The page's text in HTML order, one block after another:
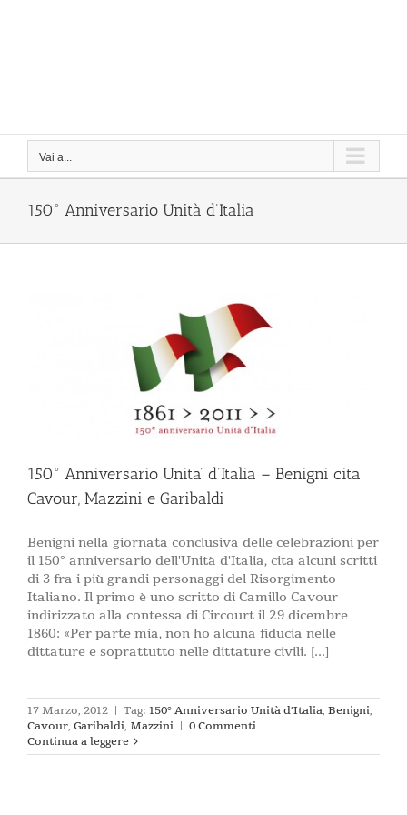
Vai a...
150° Anniversario Unità d’Italia
150° Anniversario Unita’ d’Italia – Benigni cita
Cavour, Mazzini e Garibaldi
Benigni nella giornata conclusiva delle celebrazioni per
il 150° anniversario dell'Unità d'Italia, cita alcuni scritti
di 3 fra i più grandi personaggi del Risorgimento
Italiano. Il primo è uno scritto di Camillo Cavour
indirizzato alla contessa di Circourt il 29 dicembre
1860: «Per parte mia, non ho alcuna fiducia nelle
dittature e soprattutto nelle dittature civili. [...]
17 Marzo, 2012 | Tag: 150° Anniversario Unità d'Italia, Benigni,
Cavour, Garibaldi, Mazzini | 0 Commenti
Continua a leggere